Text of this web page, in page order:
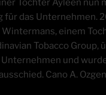
Toch­ter Ayleen nun
für das Unter­neh­men.
Win­ter­mans, einem
Tob­ac­co Group,
und
Cano A.